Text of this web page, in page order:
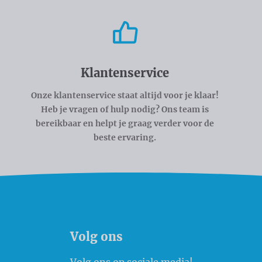
Klantenservice
Onze klantenservice staat altijd voor je klaar!
Heb je vragen of hulp nodig? Ons team is
bereikbaar en helpt je graag verder voor de
beste ervaring.
Volg ons